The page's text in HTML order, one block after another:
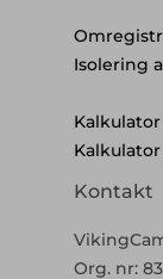
Isolering
Kontakt
Org. nr: